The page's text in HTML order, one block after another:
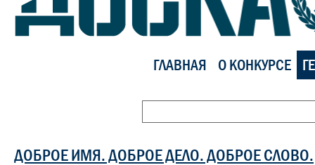
ГЛАВНАЯ О КОНКУРСЕ
ДОБРОЕ ИМЯ. ДОБРОЕ ДЕЛО. ДОБРОЕ СЛОВО.